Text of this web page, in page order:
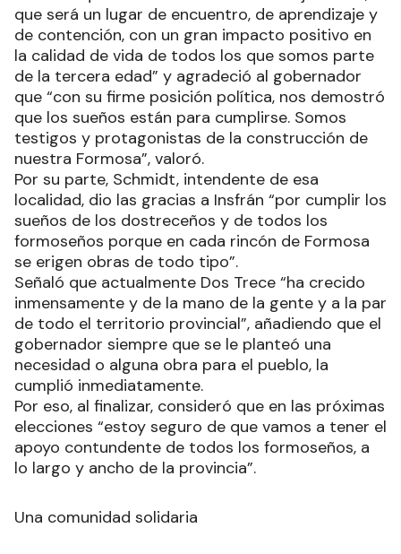
que será un lugar de encuentro, de aprendizaje y
de contención, con un gran impacto positivo en
la calidad de vida de todos los que somos parte
de la tercera edad” y agradeció al gobernador
que “con su firme posición política, nos demostró
que los sueños están para cumplirse. Somos
testigos y protagonistas de la construcción de
nuestra Formosa”, valoró.
Por su parte, Schmidt, intendente de esa
localidad, dio las gracias a Insfrán “por cumplir los
sueños de los dostreceños y de todos los
formoseños porque en cada rincón de Formosa
se erigen obras de todo tipo”.
Señaló que actualmente Dos Trece “ha crecido
inmensamente y de la mano de la gente y a la par
de todo el territorio provincial”, añadiendo que el
gobernador siempre que se le planteó una
necesidad o alguna obra para el pueblo, la
cumplió inmediatamente.
Por eso, al finalizar, consideró que en las próximas
elecciones “estoy seguro de que vamos a tener el
apoyo contundente de todos los formoseños, a
lo largo y ancho de la provincia”.
Una comunidad solidaria